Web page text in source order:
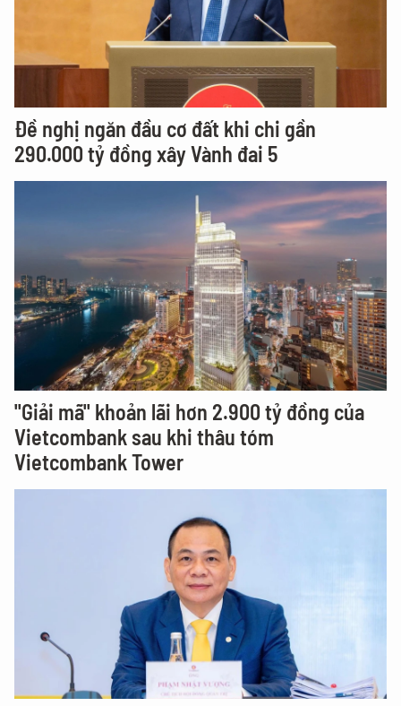
Đề nghị ngăn đầu cơ đất khi chi gần
290.000 tỷ đồng xây Vành đai 5
"Giải mã" khoản lãi hơn 2.900 tỷ đồng của
Vietcombank sau khi thâu tóm
Vietcombank Tower